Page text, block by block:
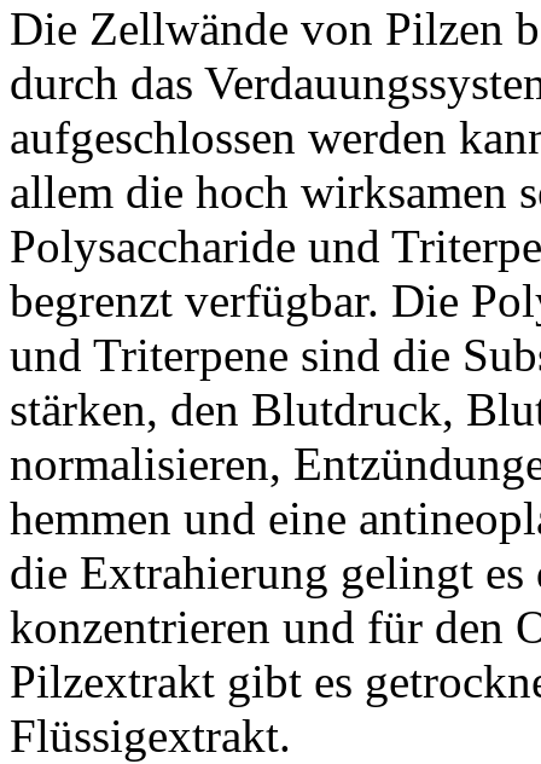
Die Zellwände von Pilzen
durch das
aufgeschlossen werden
allem die hoch wirksamen
Polysaccharide und
begrenzt verfügbar. Die
und Triterpene sind die
stärken, den Blutdruck,
normalisieren,
hemmen und eine
die Extrahierung gelingt
konzentrieren und für den
Pilzextrakt gibt es
Flüssigextrakt.